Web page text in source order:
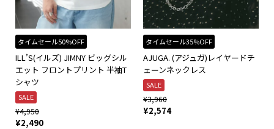
タイムセール50%OFF
ILL’S(イルズ) JIMNY ビッグシル
エット フロントプリント 半袖T
シャツ
SALE
¥4,950
¥2,490
タイムセール35%OFF
AJUGA. (アジュガ)レイヤードチ
ェーンネックレス
SALE
¥3,960
¥2,574